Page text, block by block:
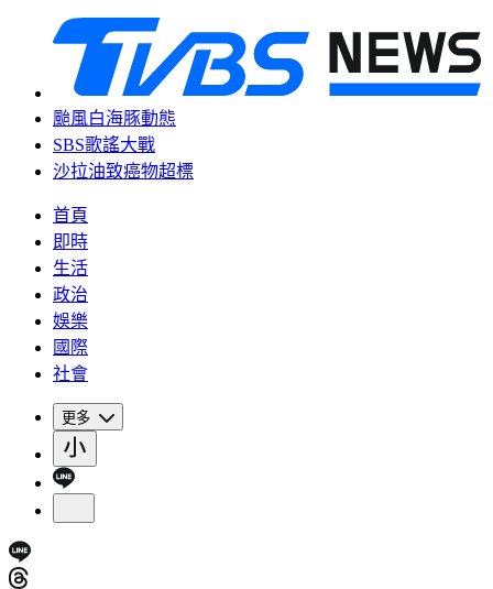
颱風白海豚動態
SBS歌謠大戰
沙拉油致癌物超標
首頁
即時
生活
政治
娛樂
國際
社會
更多